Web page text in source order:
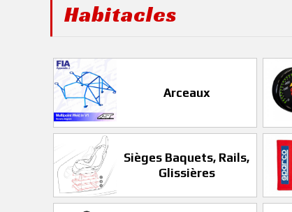
Habitacles
Arceaux
Sièges Baquets, Rails,
Glissières